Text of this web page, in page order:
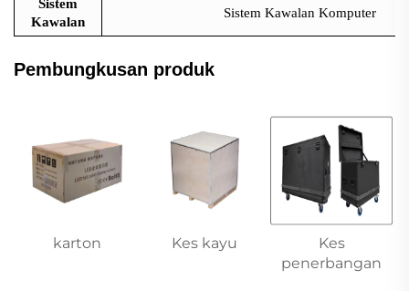
Sistem
Kawalan
Sistem Kawalan Komputer
Pembungkusan produk
karton Kes kayu
Kes
penerbangan